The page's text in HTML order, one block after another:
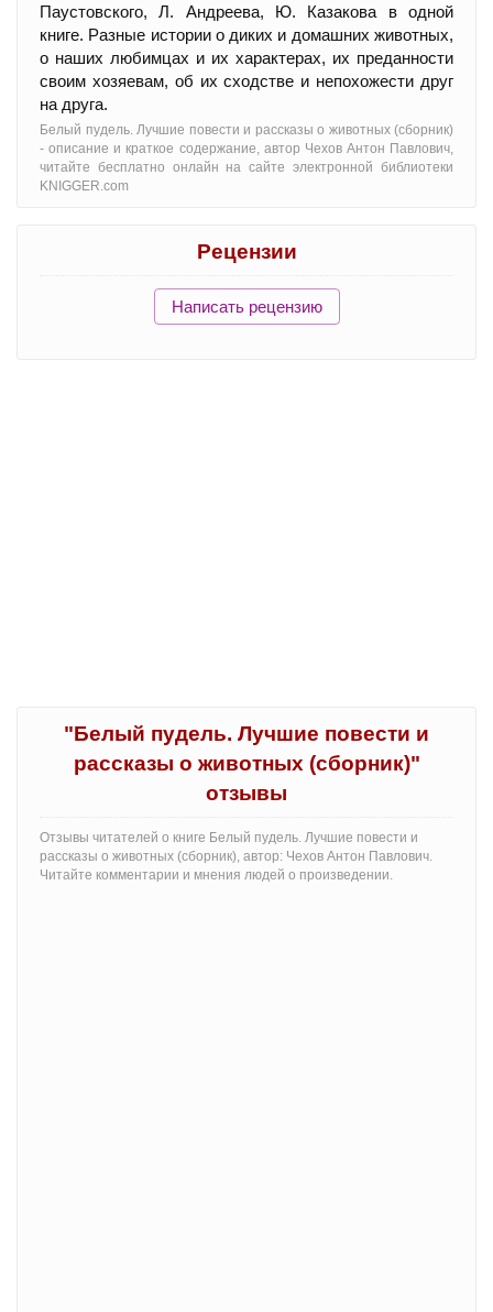
Паустовского, Л. Андреева, Ю. Казакова в одной
книге. Разные истории о диких и домашних животных,
о наших любимцах и их характерах, их преданности
своим хозяевам, об их сходстве и непохожести друг
на друга.
Белый пудель. Лучшие повести и рассказы о животных (сборник)
- oписание и краткое содержание, автор Чехов Антон Павлович,
читайте бесплатно онлайн на сайте электронной библиотеки
KNIGGER.com
Рецензии
Написать рецензию
"Белый пудель. Лучшие повести и
рассказы о животных (сборник)"
отзывы
Отзывы читателей о книге Белый пудель. Лучшие повести и
рассказы о животных (сборник), автор: Чехов Антон Павлович.
Читайте комментарии и мнения людей о произведении.